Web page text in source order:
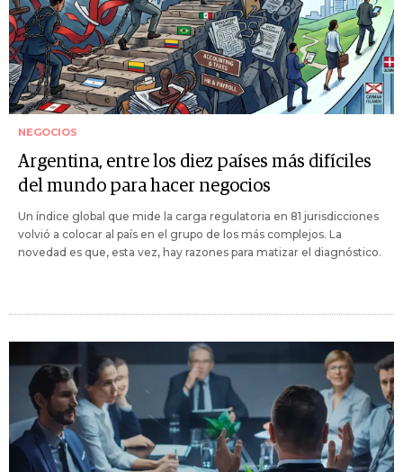
NEGOCIOS
Argentina, entre los diez países más difíciles
del mundo para hacer negocios
Un índice global que mide la carga regulatoria en 81 jurisdicciones
volvió a colocar al país en el grupo de los más complejos. La
novedad es que, esta vez, hay razones para matizar el diagnóstico.